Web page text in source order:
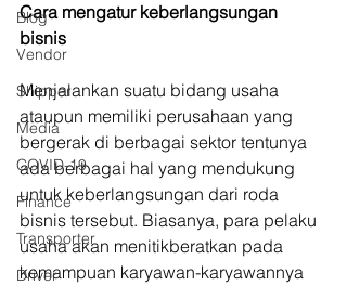
Blog
Vendor
Shipper
Media
COVID-19
Finance
Transporter
Driver
Cara mengatur keberlangsungan
bisnis
Menjalankan suatu bidang usaha
ataupun memiliki perusahaan yang
bergerak di berbagai sektor tentunya
ada berbagai hal yang mendukung
untuk keberlangsungan dari roda
bisnis tersebut. Biasanya, para pelaku
usaha akan menitikberatkan pada
kemampuan karyawan-karyawannya